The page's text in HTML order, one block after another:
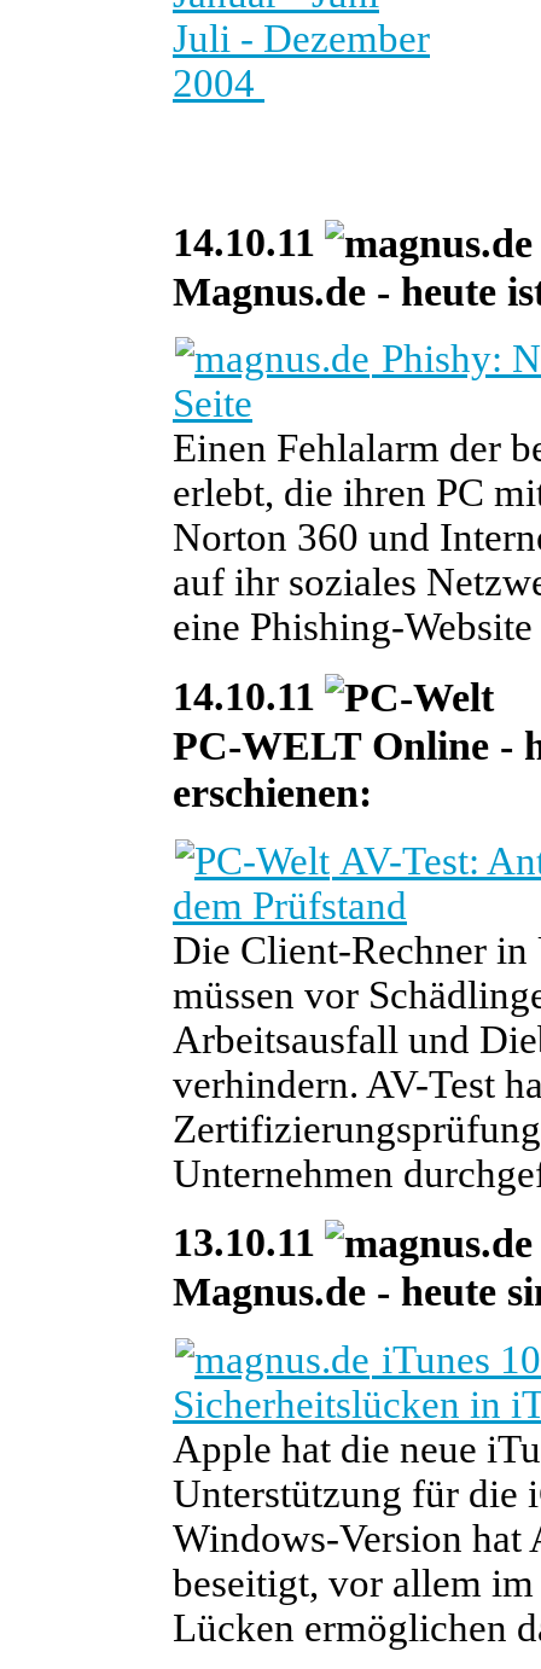
Juli - Dezember
2004
14.10.11
Magnus.de - heute
Phishy:
Seite
Einen Fehlalarm der
erlebt, die ihren PC
Norton 360 und
auf ihr soziales
eine Phishing-
14.10.11
PC-WELT Online -
erschienen:
AV-Test:
dem Prüfstand
Die Client-Rechner in
müssen vor
Arbeitsausfall und
verhindern. AV-Test
Unternehmen
13.10.11
Magnus.de - heute
iTunes
Sicherheitslücken in
Apple hat die neue
Unterstützung für die
Windows-Version hat
beseitigt, vor allem
Lücken ermöglichen